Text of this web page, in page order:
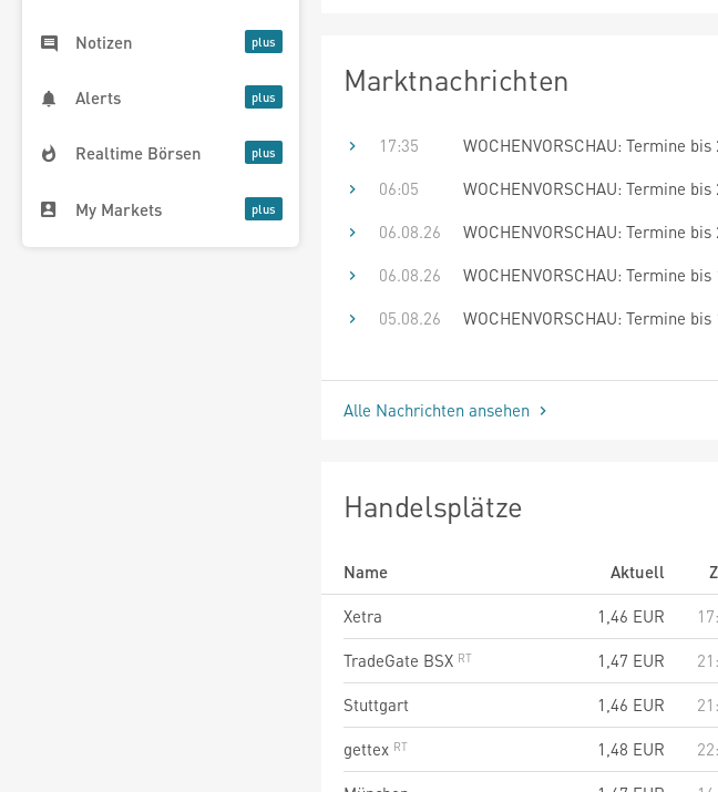
Notizen
Alerts
Realtime Börsen
My Markets
Marktnachrichten
17:35
WOCHENVORSCHAU: Termine
06:05
WOCHENVORSCHAU: Termine
06.08.26
WOCHENVORSCHAU: Termine
06.08.26
WOCHENVORSCHAU: Termine
05.08.26
WOCHENVORSCHAU: Termine
Alle Nachrichten ansehen
Handelsplätze
Name Aktuell
Xetra
1,46 EUR
TradeGate BSX
1,47 EUR
Stuttgart
1,46 EUR
gettex
1,48 EUR